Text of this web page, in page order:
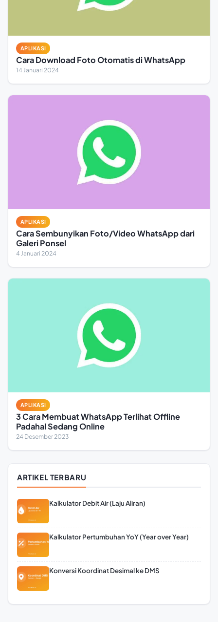
APLIKASI
Cara Download Foto Otomatis di WhatsApp
14 Januari 2024
APLIKASI
Cara Sembunyikan Foto/Video WhatsApp dari
Galeri Ponsel
4 Januari 2024
APLIKASI
3 Cara Membuat WhatsApp Terlihat Offline
Padahal Sedang Online
24 Desember 2023
ARTIKEL TERBARU
Kalkulator Debit Air (Laju Aliran)
Kalkulator Pertumbuhan YoY (Year over Year)
Konversi Koordinat Desimal ke DMS